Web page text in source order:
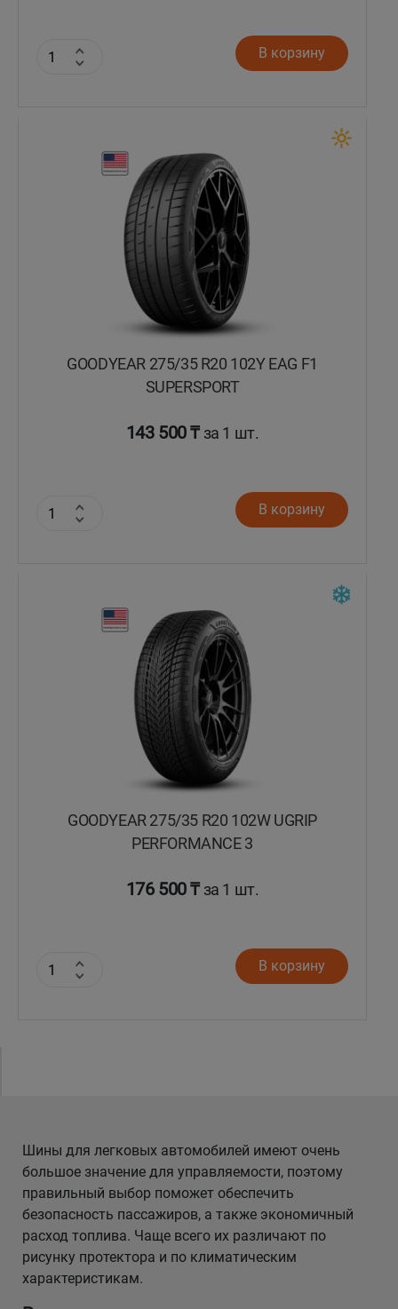
В корзину
GOODYEAR 275/35 R20 102Y EAG F1
SUPERSPORT
143 500 ₸ за 1 шт.
В корзину
GOODYEAR 275/35 R20 102W UGRIP
PERFORMANCE 3
176 500 ₸ за 1 шт.
В корзину
Шины для легковых автомобилей имеют очень
большое значение для управляемости, поэтому
правильный выбор поможет обеспечить
безопасность пассажиров, а также экономичный
расход топлива. Чаще всего их различают по
рисунку протектора и по климатическим
характеристикам.